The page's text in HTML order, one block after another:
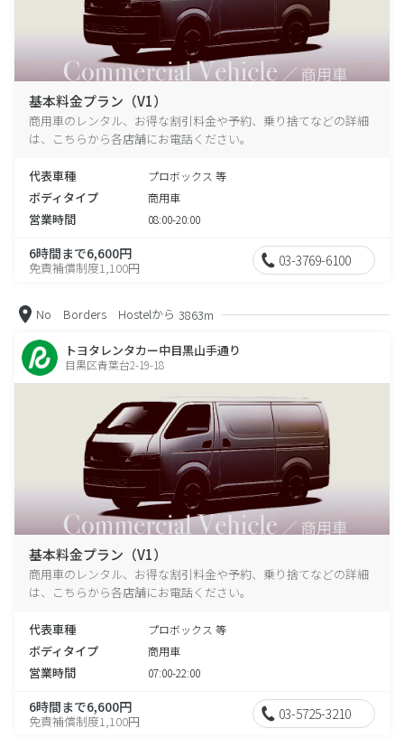
基本料金プラン（V1）
商用車のレンタル、お得な割引料金や予約、乗り捨てなどの詳細
は、こちらから各店舗にお電話ください。
代表車種 プロボックス 等
ボディタイプ 商用車
営業時間 08:00-20:00
6時間まで6,600円
免責補償制度1,100円 03-3769-6100
No Borders Hostelから 3863m
トヨタレンタカー中目黒山手通り
目黒区青葉台2-19-18
基本料金プラン（V1）
商用車のレンタル、お得な割引料金や予約、乗り捨てなどの詳細
は、こちらから各店舗にお電話ください。
代表車種 プロボックス 等
ボディタイプ 商用車
営業時間 07:00-22:00
6時間まで6,600円
免責補償制度1,100円 03-5725-3210